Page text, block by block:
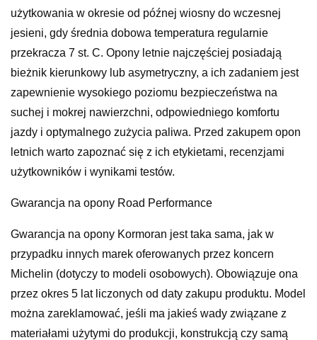
użytkowania w okresie od późnej wiosny do wczesnej
jesieni, gdy średnia dobowa temperatura regularnie
przekracza 7 st. C. Opony letnie najczęściej posiadają
bieżnik kierunkowy lub asymetryczny, a ich zadaniem jest
zapewnienie wysokiego poziomu bezpieczeństwa na
suchej i mokrej nawierzchni, odpowiedniego komfortu
jazdy i optymalnego zużycia paliwa. Przed zakupem opon
letnich warto zapoznać się z ich etykietami, recenzjami
użytkowników i wynikami testów.
Gwarancja na opony Road Performance
Gwarancja na opony Kormoran jest taka sama, jak w
przypadku innych marek oferowanych przez koncern
Michelin (dotyczy to modeli osobowych). Obowiązuje ona
przez okres 5 lat liczonych od daty zakupu produktu. Model
można zareklamować, jeśli ma jakieś wady związane z
materiałami użytymi do produkcji, konstrukcją czy samą